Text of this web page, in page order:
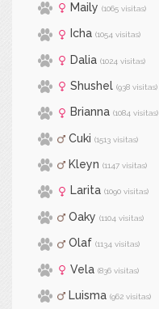
Maily (1065 visitas)
Icha (1054 visitas)
Dalia (1024 visitas)
Shushel (938 visitas)
Brianna (1084 visitas)
Cuki (1513 visitas)
Kleyn (1147 visitas)
Larita (1090 visitas)
Oaky (1104 visitas)
Olaf (1134 visitas)
Vela (836 visitas)
Luisma (962 visitas)